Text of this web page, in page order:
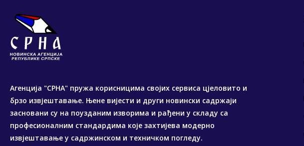
Агенција "СРНА" пружа корисницима својих сервиса цјеловито и
брзо извјештавање. Њене вијести и други новински садржаји
засновани су на поузданим изворима и рађени у складу са
професионалним стандардима које захтијева модерно
извјештавање у садржинском и техничком погледу.